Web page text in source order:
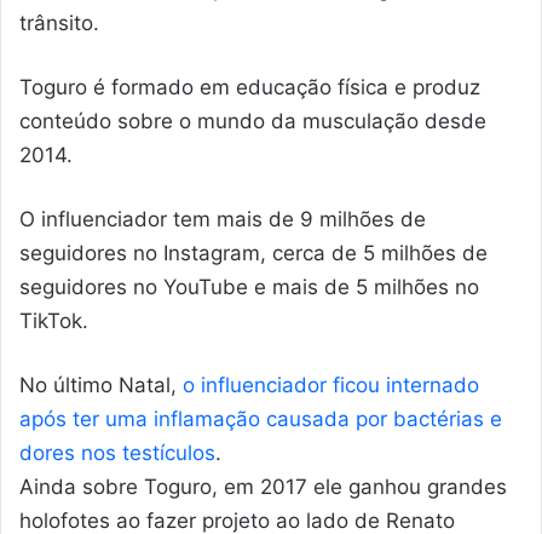
trânsito.
Toguro é formado em educação física e produz
conteúdo sobre o mundo da musculação desde
2014.
O influenciador tem mais de 9 milhões de
seguidores no Instagram, cerca de 5 milhões de
seguidores no YouTube e mais de 5 milhões no
TikTok.
No último Natal, o influenciador ficou internado
após ter uma inflamação causada por bactérias e
dores nos testículos.
Ainda sobre Toguro, em 2017 ele ganhou grandes
holofotes ao fazer projeto ao lado de Renato